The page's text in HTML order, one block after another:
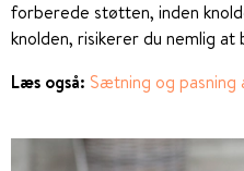
forberede støtten, inden
knolden, risikerer du nemlig at
Læs også: Sætning og